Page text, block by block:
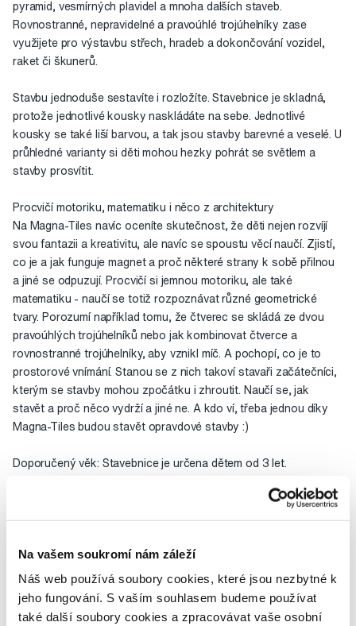
Na vašem soukromí nám záleží
Náš web používá soubory cookies, které jsou nezbytné k
jeho fungování. S vaším souhlasem budeme používat
také další soubory cookies a zpracovávat vaše osobní
pyramid, vesmírných plavidel a mnoha dalších staveb.
Rovnostranné, nepravidelné a pravoúhlé trojúhelníky zase
využijete pro výstavbu střech, hradeb a dokončování vozidel,
raket či škunerů.
Stavbu jednoduše sestavíte i rozložíte. Stavebnice je skladná,
protože jednotlivé kousky naskládáte na sebe. Jednotlivé
kousky se také liší barvou, a tak jsou stavby barevné a veselé. U
průhledné varianty si děti mohou hezky pohrát se světlem a
stavby prosvítit.
Procvičí motoriku, matematiku i něco z architektury
Na Magna-Tiles navíc oceníte skutečnost, že děti nejen rozvíjí
svou fantazii a kreativitu, ale navíc se spoustu věcí naučí. Zjistí,
co je a jak funguje magnet a proč některé strany k sobě přilnou
a jiné se odpuzují. Procvičí si jemnou motoriku, ale také
matematiku - naučí se totiž rozpoznávat různé geometrické
tvary. Porozumí například tomu, že čtverec se skládá ze dvou
pravoúhlých trojúhelníků nebo jak kombinovat čtverce a
rovnostranné trojúhelníky, aby vznikl míč. A pochopí, co je to
prostorové vnímání. Stanou se z nich takoví stavaři začátečníci,
kterým se stavby mohou zpočátku i zhroutit. Naučí se, jak
stavět a proč něco vydrží a jiné ne. A kdo ví, třeba jednou díky
Magna-Tiles budou stavět opravdové stavby :)
Doporučený věk: Stavebnice je určena dětem od 3 let.
Potřebujete poradit?